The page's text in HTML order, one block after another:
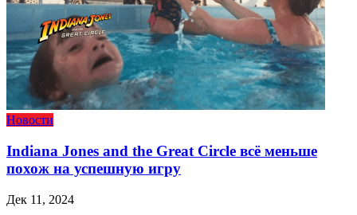
Новости
Indiana Jones and the Great Circle всё меньше
похож на успешную игру
Дек 11, 2024